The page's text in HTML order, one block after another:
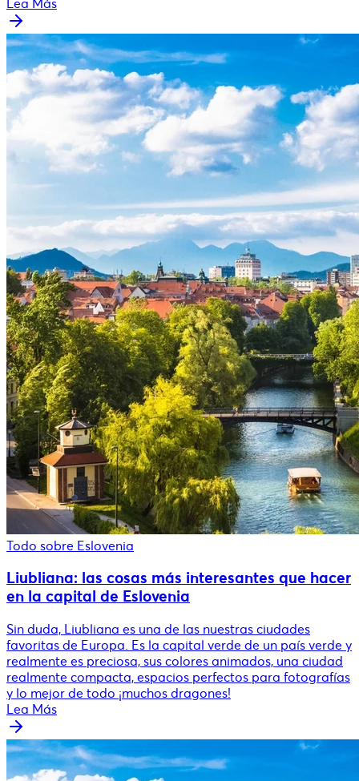
Lea Más
Todo sobre Eslovenia
Liubliana: las cosas más interesantes que hacer
en la capital de Eslovenia
Sin duda, Liubliana es una de las nuestras ciudades
favoritas de Europa. Es la capital verde de un país verde y
realmente es preciosa, sus colores animados, una ciudad
realmente compacta, espacios perfectos para fotografías
y lo mejor de todo ¡muchos dragones!
Lea Más